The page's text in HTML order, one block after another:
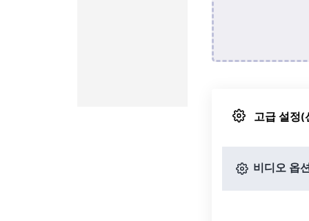
고급 설정(
비디오 옵